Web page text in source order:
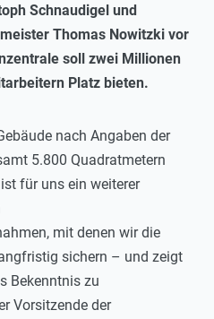
Schnaudigel und
Thomas Nowitzki vor
soll zwei Millionen
Platz bieten.
nach Angaben der
5.800 Quadratmetern
für uns ein weiterer
mit denen wir die
sichern – und zeigt
Bekenntnis zu
Vorsitzende der